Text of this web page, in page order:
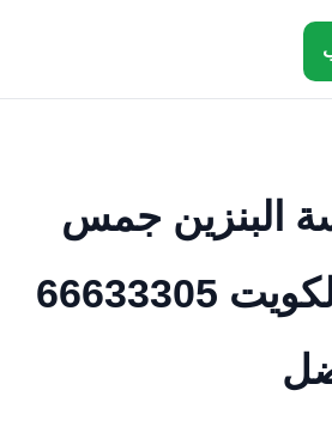
البنزين جمس
GMC في الكويت 66633305